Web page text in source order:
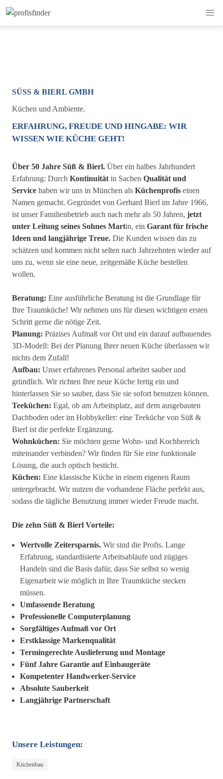
SÜSS & BIERL GMBH
Küchen und Ambiente.
ERFAHRUNG, FREUDE UND HINGABE: WIR
WISSEN WIE KÜCHE GEHT!
Über 50 Jahre Süß & Bierl. Über ein halbes Jahrhundert
Erfahrung: Durch Kontinuität in Sachen Qualität und
Service haben wir uns in München als Küchenprofis einen
Namen gemacht. Gegründet von Gerhard Bierl im Jahre 1966,
ist unser Familienbetrieb auch nach mehr als 50 Jahren, jetzt
unter Leitung seines Sohnes Martin, ein Garant für frische
Ideen und langjährige Treue. Die Kunden wissen das zu
schätzen und kommen nicht selten nach Jahrzehnten wieder auf
uns zu, wenn sie eine neue, zeitgemäße Küche bestellen
wollen.
Beratung: Eine ausführliche Beratung ist die Grundlage für
Ihre Traumküche! Wir nehmen uns für diesen wichtigen ersten
Schritt gerne die nötige Zeit.
Planung: Präzises Aufmaß vor Ort und ein darauf aufbauendes
3D-Modell: Bei der Planung Ihrer neuen Küche überlassen wir
nichts dem Zufall!
Aufbau: Unser erfahrenes Personal arbeitet sauber und
gründlich. Wir richten Ihre neue Küche fertig ein und
hinterlassen Sie so sauber, dass Sie sie sofort benutzen können.
Teeküchen: Egal, ob am Arbeitsplatz, auf dem ausgebauten
Dachboden oder im Hobbykeller: eine Teeküche von Süß &
Bierl ist die perfekte Ergänzung.
Wohnküchen: Sie möchten gerne Wohn- und Kochbereich
miteinander verbinden? Wir finden für Sie eine funktionale
Lösung, die auch optisch besticht.
Küchen: Eine klassische Küche in einem eigenen Raum
untergebracht. Wir nutzen die vorhandene Fläche perfekt aus,
sodass die tägliche Benutzung immer wieder Freude macht.
Die zehn Süß & Bierl Vorteile:
Wertvolle Zeitersparnis. Wir sind die Profis. Lange
Erfahrung, standardisierte Arbeitsabläufe und zügiges
Handeln sind die Basis dafür, dass Sie selbst so wenig
Eigenarbeit wie möglich in Ihre Traumküche stecken
müssen.
Umfassende Beratung
Professionelle Computerplanung
Sorgfältiges Aufmaß vor Ort
Erstklassige Markenqualität
Termingerechte Auslieferung und Montage
Fünf Jahre Garantie auf Einbaugeräte
Kompetenter Handwerker-Service
Absolute Sauberkeit
Langjährige Partnerschaft
Unsere Leistungen:
Küchenbau